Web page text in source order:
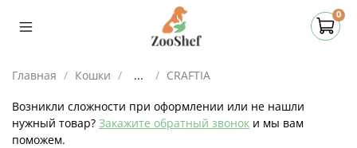
0
Главная Кошки ... CRAFTIA
Возникли сложности при оформлении или не нашли
нужный товар? Закажите обратный звонок и мы вам
поможем.